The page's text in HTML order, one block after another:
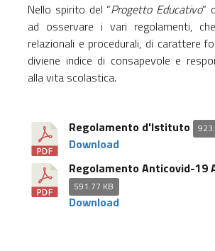
Nello spirito del “Progetto Educativo”
ad osservare i vari regolamenti,
relazionali e procedurali, di carattere
diviene indice di consapevole e
alla vita scolastica.
Regolamento d'Istituto
Download
Regolamento Anticovid-19
591.77 KB
Download